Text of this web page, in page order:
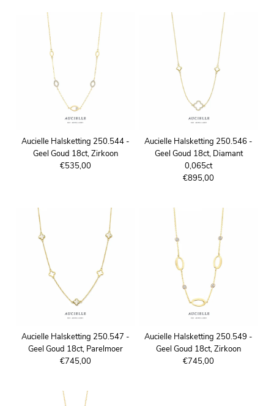
Aucielle Halsketting 250.544 -
Geel Goud 18ct, Zirkoon
€535,00
Aucielle Halsketting 250.546 -
Geel Goud 18ct, Diamant
0,065ct
€895,00
Aucielle Halsketting 250.547 -
Geel Goud 18ct, Parelmoer
€745,00
Aucielle Halsketting 250.549 -
Geel Goud 18ct, Zirkoon
€745,00